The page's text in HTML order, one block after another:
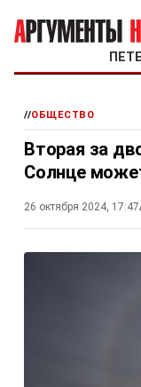
//ОБЩЕСТВО
Вторая за
Солнце
26 октября 2024, 17:47